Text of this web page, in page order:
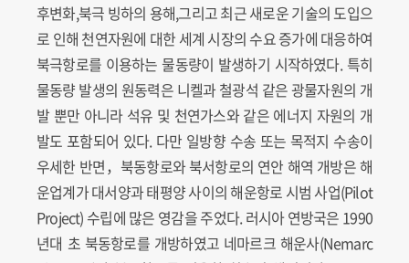
후변화,북극 빙하의 용해,그리고 최근 새로운 기술의 도입으
로 인해 천연자원에 대한 세계 시장의 수요 증가에 대응하여
북극항로를 이용하는 물동량이 발생하기 시작하였다. 특히
물동량 발생의 원동력은 니켈과 철광석 같은 광물자원의 개
발 뿐만 아니라 석유 및 천연가스와 같은 에너지 자원의 개
발도 포함되어 있다. 다만 일방향 수송 또는 목적지 수송이
우세한 반면，북동항로와 북서항로의 연안 해역 개방은 해
운업계가 대서양과 태평양 사이의 해운항로 시범 사업(Pilot
Project) 수립에 많은 영감을 주었다. 러시아 연방국은 1990
년대 초 북동항로를 개방하였고 네마르크 해운사(Nemarc